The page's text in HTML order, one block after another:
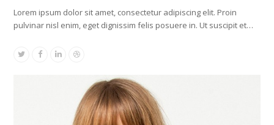
Lorem ipsum dolor sit amet, consectetur adipiscing elit. Proin
pulvinar nisl enim, eget dignissim felis posuere in. Ut suscipit et…
TwitterFacebook
LinkedinDribbble